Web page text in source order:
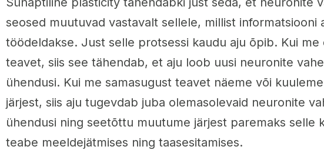
seosed muutuvad vastavalt sellele, millist informatsiooni
töödeldakse. Just selle protsessi kaudu aju õpib. Kui me
teavet, siis see tähendab, et aju loob uusi neuronite
ühendusi. Kui me samasugust teavet näeme või
järjest, siis aju tugevdab juba olemasolevaid neuronite
ühendusi ning seetõttu muutume järjest paremaks selle
teabe meeldejätmises ning taasesitamises.